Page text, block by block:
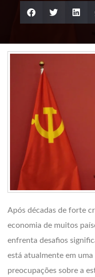
Após décadas de forte
economia de muitos
enfrenta desafios
está atualmente em
preocupações sobre a